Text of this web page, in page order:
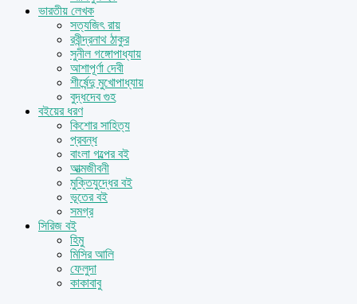
ভারতীয় লেখক
সত্যজিৎ রায়
রবীন্দ্রনাথ ঠাকুর
সুনীল গঙ্গোপাধ্যায়
আশাপূর্ণা দেবী
শীর্ষেন্দু মুখোপাধ্যায়
বুদ্ধদেব গুহ
বইয়ের ধরণ
কিশোর সাহিত্য
প্রবন্ধ
বাংলা গল্পের বই
আত্মজীবনী
মুক্তিযুদ্ধের বই
ভূতের বই
সমগ্র
সিরিজ বই
হিমু
মিসির আলি
ফেলুদা
কাকাবাবু